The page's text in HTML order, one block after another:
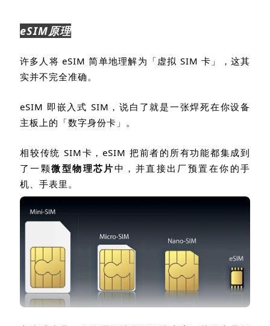
eSIM原理
许多人将eSIM简单地理解为「虚拟 SIM卡」，这其
实并不完全准确。
eSIM 即嵌入式 SIM ，说白了就是一张焊死在你设备
主板上的「数字身份卡」。
相较传统 SIM卡， eSIM 把前者的所有功能都集成到
了一颗微型物理芯片中，并直接出厂预置在你的手
机、手表里。